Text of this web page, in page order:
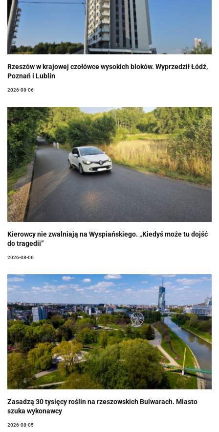
Rzeszów w krajowej czołówce wysokich bloków. Wyprzedził Łódź,
Poznań i Lublin
2026-08-06
Kierowcy nie zwalniają na Wyspiańskiego. „Kiedyś może tu dojść
do tragedii”
2026-08-06
Zasadzą 30 tysięcy roślin na rzeszowskich Bulwarach. Miasto
szuka wykonawcy
2026-08-05